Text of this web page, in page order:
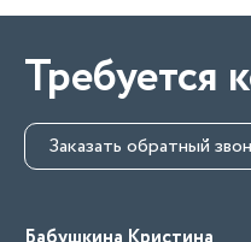
Требуется
Заказать обратный